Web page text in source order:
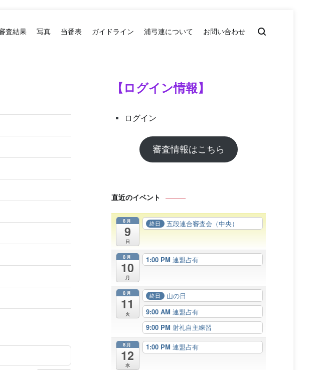
査結果 写真 当番表 ガイドライン 浦弓連について お問い合わせ
【ログイン情報】
ログイン
審査情報はこちら
直近のイベント
8月
9
日
終日 五段連合審査会（中央）
8月
10
月
1:00 PM 連盟占有
8月
11
火
終日
山の日
9:00 AM 連盟占有
9:00 PM 射礼自主練習
8月
12
水
1:00 PM 連盟占有